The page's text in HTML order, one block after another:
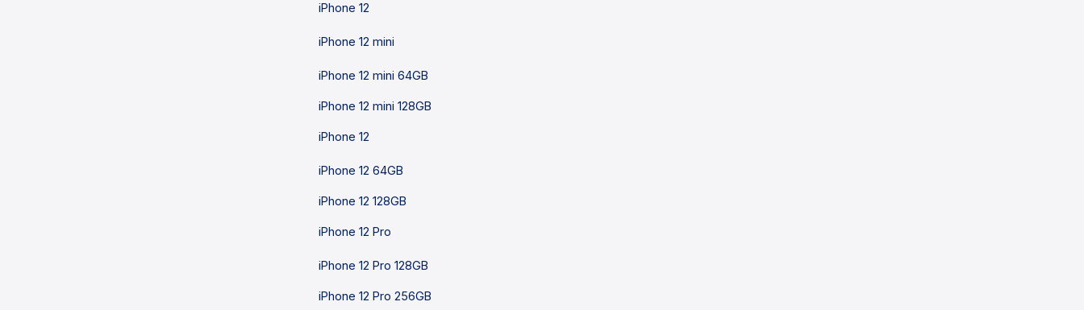
iPhone 12
iPhone 12 mini
iPhone 12 mini 64GB
iPhone 12 mini 128GB
iPhone 12
iPhone 12 64GB
iPhone 12 128GB
iPhone 12 Pro
iPhone 12 Pro 128GB
iPhone 12 Pro 256GB